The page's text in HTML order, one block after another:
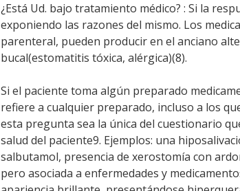
¿Está Ud. bajo tratamiento médico? : Si la
exponiendo las razones del mismo. Los
parenteral, pueden producir en el anciano
bucal(estomatitis tóxica, alérgica)(8).
Si el paciente toma algún preparado
refiere a cualquier preparado, incluso a los
esta pregunta sea la única del cuestionario
salud del paciente9. Ejemplos: una
salbutamol, presencia de xerostomía con
pero asociada a enfermedades y